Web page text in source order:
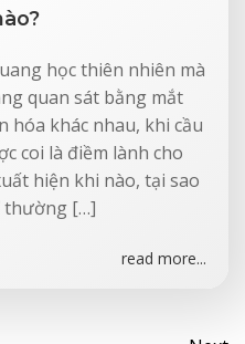
học thiên nhiên mà
quan sát bằng mắt
hóa khác nhau, khi cầu
coi là điềm lành cho
hiện khi nào, tại sao
thường […]
read more...